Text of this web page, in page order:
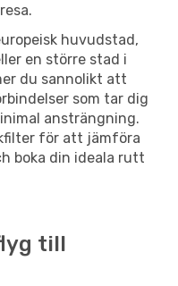
huvudstad,
en större stad i
du sannolikt att
som tar dig
ansträngning.
för att jämföra
boka din ideala rutt
till